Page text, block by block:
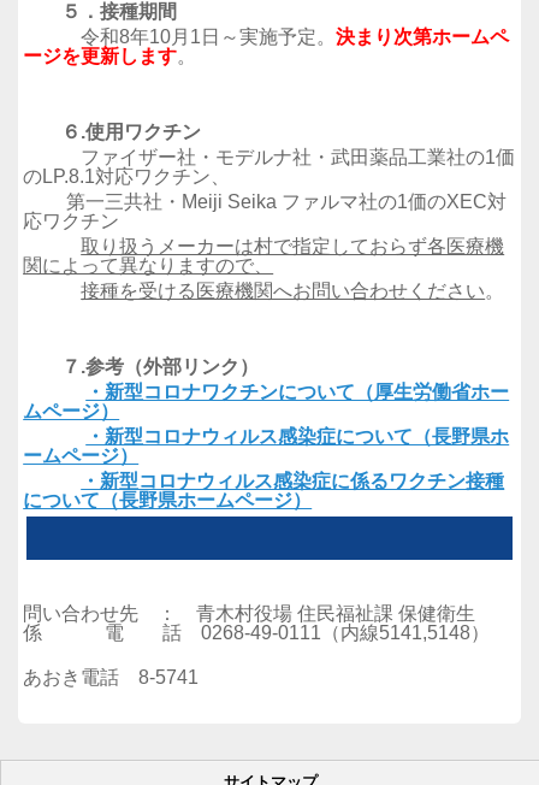
５．接種期間
令和8年10月1日～実施予定。決まり次第ホームペ
ージを更新します。
６.使用ワクチン
ファイザー社・モデルナ社・武田薬品工業社の1価
のLP.8.1対応ワクチン、
第一三共社・Meiji Seika ファルマ社の1価のXEC対
応ワクチン
取り扱うメーカーは村で指定しておらず各医療機
関によって異なりますので、
接種を受ける医療機関へお問い合わせください。
７.参考（外部リンク）
・新型コロナワクチンについて（厚生労働省ホー
ムページ）
・新型コロナウィルス感染症について（長野県ホ
ームページ）
・新型コロナウィルス感染症に係るワクチン接種
について（長野県ホームページ）
問い合わせ先 ： 青木村役場 住民福祉課 保健衛生
係 電 話 0268-49-0111（内線5141,5148）
あおき電話 8‐5741